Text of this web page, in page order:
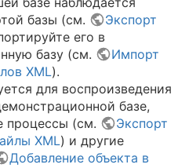
базы (см.
Экспорт
его в
базу (см.
Импорт
XML).
для воспроизведения
базе,
процессы (см.
Экспорт
XML) и другие
Добавление объекта в